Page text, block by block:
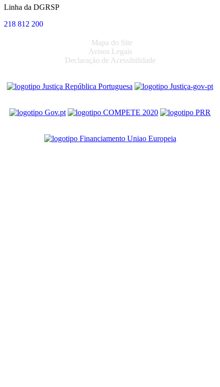
Linha da DGRSP
218 812 200
Mapa do Site
Avisos Legais
Declaração de Acessibilidade